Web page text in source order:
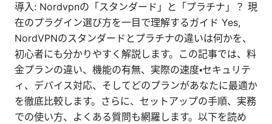
導入: Nordvpnの「スタンダード」と「プラチナ」？ 現
在のプラグイン選び方を一目で理解するガイド Yes,
NordVPNのスタンダードとプラチナの違いは何かを、
初心者にも分かりやすく解説します。この記事では、料
金プランの違い、機能の有無、実際の速度・セキュリテ
ィ、デバイス対応、そしてどのプランがあなたに最適か
を徹底比較します。さらに、セットアップの手順、実務
での使い方、よくある質問も網羅します。以下を読め